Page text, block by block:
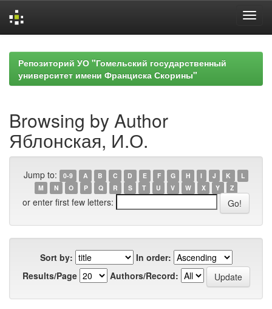
navigationРепозиторий УО "Гомельский государственный
университет имени Франциска Скорины"
Browsing by Author
Яблонская, И.О.
Jump to: 0-9 A B C D E F G H I J K
L
M
N O P Q R S T U V W X Y Z
or enter first few letters:
Sort by:
In order:
Results/Page
Authors/Record: